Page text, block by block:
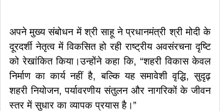
अपने मुख्य संबोधन में श्री साहू ने प्रधानमंत्री श्री मोदी के
दूरदर्शी नेतृत्व में विकसित हो रही राष्ट्रीय अवसंरचना दृष्टि
को रेखांकित किया।उन्होंने कहा कि, “शहरी विकास केवल
निर्माण का कार्य नहीं है, बल्कि यह समावेशी वृद्धि, सुदृढ़
शहरी नियोजन, पर्यावरणीय संतुलन और नागरिकों के जीवन
स्तर में सुधार का व्यापक प्रयास है।”